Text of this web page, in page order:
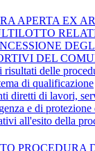
APERTA EX
DEL
risultati delle
di qualificazione
diretti di lavori,
e di
all'esito della
PROCEDURA